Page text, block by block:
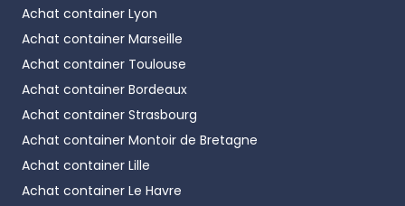
pertes liées aux variations thermiques.
- Utilisation multimodale
- Qualité et sécurité: conteneurs certifiés ISO,
hermétiques et robustes, avec alarmes de
sécurité.
Quels sont les usages et secteurs
d’application des Reefer ?
Achat container Lyon
Achat container Marseille
Achat container Toulouse
Achat container Bordeaux
Achat container Strasbourg
Achat container Montoir de Bretagne
Achat container Lille
Achat container Le Havre